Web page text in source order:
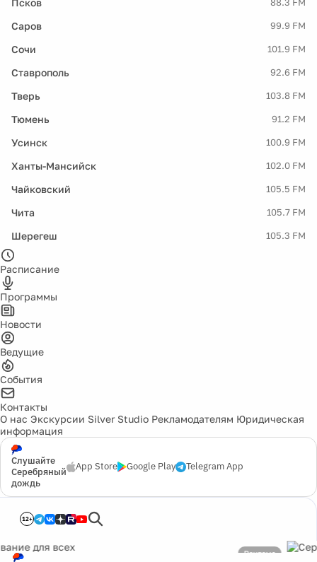
88.3 FM
Саров 99.9 FM
Сочи 101.9 FM
Ставрополь 92.6 FM
Тверь 103.8 FM
Тюмень 91.2 FM
Усинск 100.9 FM
Ханты-Мансийск 102.0 FM
Чайковский 105.5 FM
Чита 105.7 FM
Шерегеш 105.3 FM
Расписание
Программы
Новости
Ведущие
События
Контакты
О нас Экскурсии Silver Studio Рекламодателям Юридическая
информация
Слушайте
Серебряный
дождь
App Store Google Play Telegram App
12+